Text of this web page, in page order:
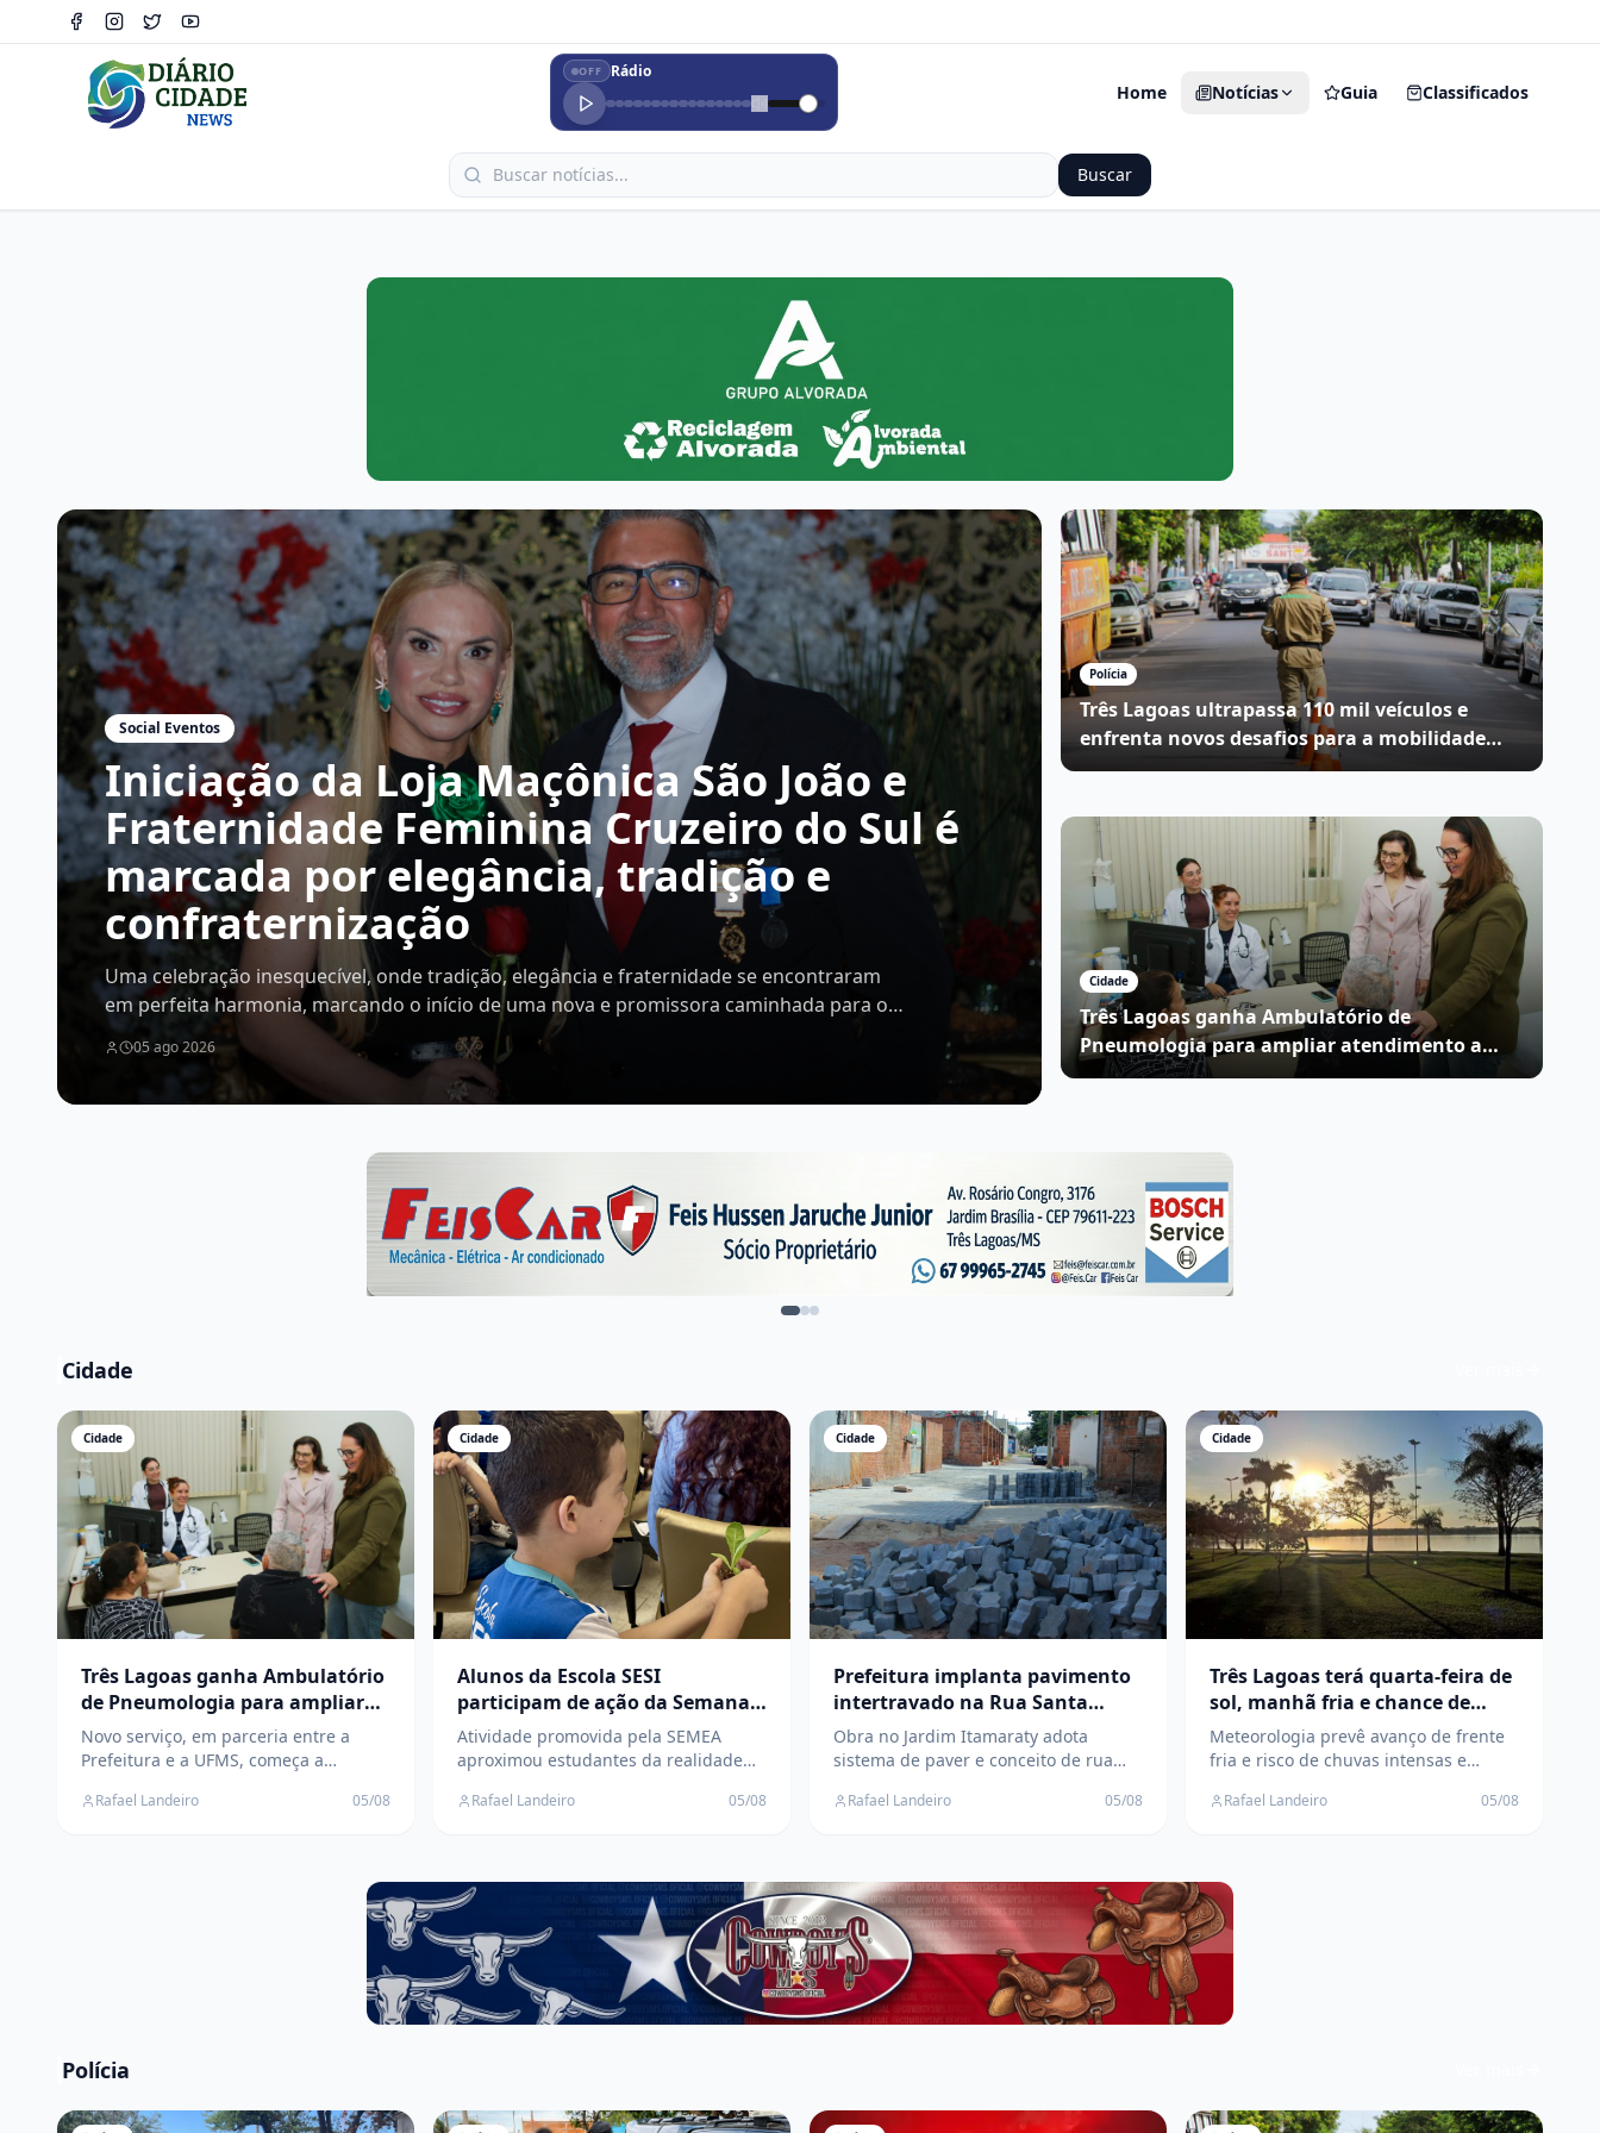
OFF Rádio
Home Notícias Guia Classificados
Buscar
Social Eventos
Iniciação da Loja Maçônica São João e
Fraternidade Feminina Cruzeiro do Sul é
marcada por elegância, tradição e
confraternização
Uma celebração inesquecível, onde tradição, elegância e fraternidade se encontraram
em perfeita harmonia, marcando o início de uma nova e promissora caminhada para os
novos membros
05 ago 2026
Polícia
Três Lagoas ultrapassa 110 mil veículos e
enfrenta novos desafios para a mobilidade
urbana
Cidade
Três Lagoas ganha Ambulatório de
Pneumologia para ampliar atendimento a
pacientes do SUS
Cidade
Cidade
Três Lagoas ganha Ambulatório
de Pneumologia para ampliar
atendimento a pacientes do SUS
Novo serviço, em parceria entre a
Prefeitura e a UFMS, começa a
oferecerá consultas especializadas
Rafael Landeiro 05/08
Cidade
Alunos da Escola SESI
participam de ação da Semana
da Agricultura Familiar em Três
Lagoas
Atividade promovida pela SEMEA
aproximou estudantes da realidade
da agricultura familiar e da produção
Rafael Landeiro 05/08
Cidade
Prefeitura implanta pavimento
intertravado na Rua Santa
Branca para melhorar
mobilidade em Três Lagoas
Obra no Jardim Itamaraty adota
sistema de paver e conceito de rua
acessibilidade, segurança e melhor
Rafael Landeiro 05/08
Cidade
Três Lagoas terá quarta-feira de
sol, manhã fria e chance de
temporais a partir de quinta
Meteorologia prevê avanço de frente
fria e risco de chuvas intensas e
do Sul nos próximos dias
Rafael Landeiro 05/08
Polícia